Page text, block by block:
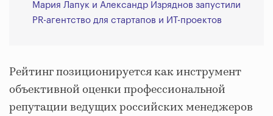
Мария Лапук и Александр Изряднов запустили
PR-агентство для стартапов и ИТ-проектов
Рейтинг позиционируется как инструмент
объективной оценки профессиональной
репутации ведущих российских менеджеров